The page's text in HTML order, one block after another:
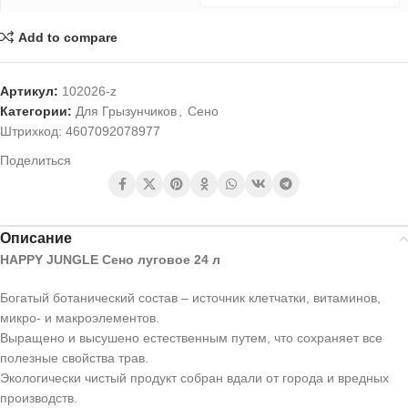
Add to compare
Артикул: 102026-z
Категории: Для Грызунчиков, Сено
Штрихкод: 4607092078977
Поделиться
Описание
HAPPY JUNGLE Сено луговое 24 л
Богатый ботанический состав – источник клетчатки, витаминов,
микро- и макроэлементов.
Выращено и высушено естественным путем, что сохраняет все
полезные свойства трав.
Экологически чистый продукт собран вдали от города и вредных
производств.